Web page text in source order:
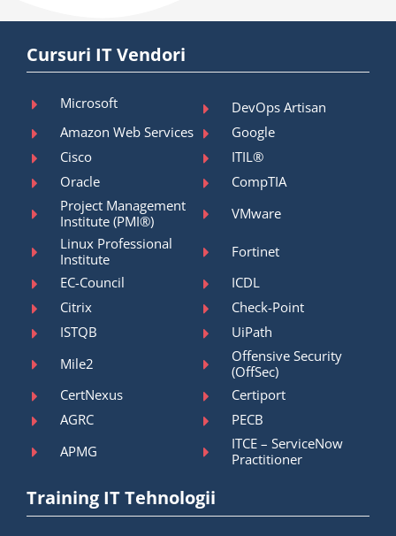
Cursuri IT Vendori
Microsoft
DevOps Artisan
Amazon Web Services
Google
Cisco
ITIL®
Oracle
CompTIA
Project Management
Institute (PMI®)
VMware
Linux Professional
Institute
Fortinet
EC-Council
ICDL
Citrix
Check-Point
ISTQB
UiPath
Mile2
Offensive Security
(OffSec)
CertNexus
Certiport
AGRC
PECB
APMG
ITCE – ServiceNow
Practitioner
Training IT Tehnologii